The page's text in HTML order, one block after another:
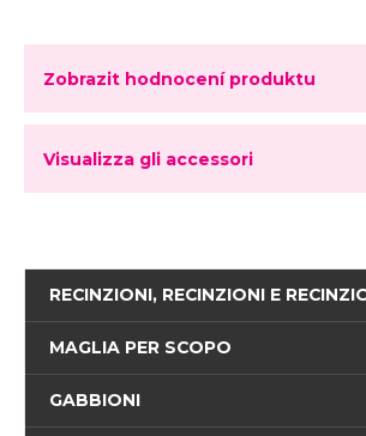
Zobrazit hodnocení produktu
Visualizza gli accessori
RECINZIONI, RECINZIONI E
MAGLIA PER SCOPO
GABBIONI